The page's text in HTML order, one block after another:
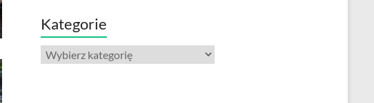
Kategorie
Kategorie